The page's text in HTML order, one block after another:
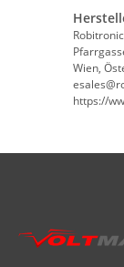
Wien,
https://